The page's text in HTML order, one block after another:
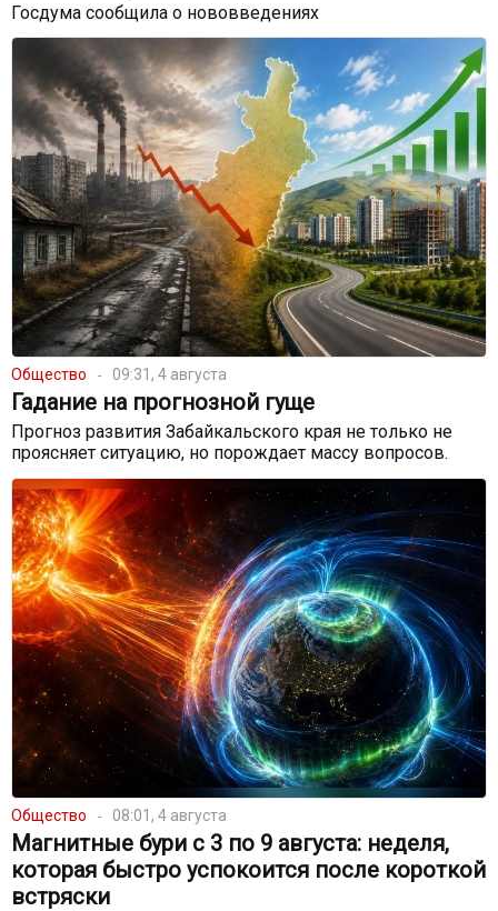
Госдума сообщила о нововведениях
Общество 09:31, 4 августа
Гадание на прогнозной гуще
Прогноз развития Забайкальского края не только не
проясняет ситуацию, но порождает массу вопросов.
Общество 08:01, 4 августа
Магнитные бури с 3 по 9 августа: неделя,
которая быстро успокоится после короткой
встряски